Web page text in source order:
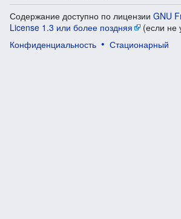
Содержание доступно по лицензии GNU
License 1.3 или более поздняя
(если не
Конфиденциальность
Стационарный